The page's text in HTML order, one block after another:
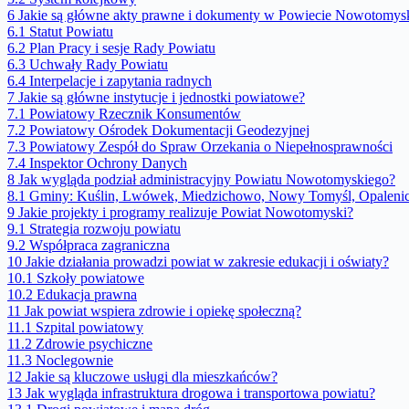
6 Jakie są główne akty prawne i dokumenty w Powiecie
6.1 Statut Powiatu
6.2 Plan Pracy i sesje Rady Powiatu
6.3 Uchwały Rady Powiatu
6.4 Interpelacje i zapytania radnych
7 Jakie są główne instytucje i jednostki powiatowe?
7.1 Powiatowy Rzecznik Konsumentów
7.2 Powiatowy Ośrodek Dokumentacji Geodezyjnej
7.3 Powiatowy Zespół do Spraw Orzekania o Niepełnosprawności
7.4 Inspektor Ochrony Danych
8 Jak wygląda podział administracyjny Powiatu Nowotomyskiego?
8.1 Gminy: Kuślin, Lwówek, Miedzichowo, Nowy Tomyśl,
9 Jakie projekty i programy realizuje Powiat Nowotomyski?
9.1 Strategia rozwoju powiatu
9.2 Współpraca zagraniczna
10 Jakie działania prowadzi powiat w zakresie edukacji i oświaty?
10.1 Szkoły powiatowe
10.2 Edukacja prawna
11 Jak powiat wspiera zdrowie i opiekę społeczną?
11.1 Szpital powiatowy
11.2 Zdrowie psychiczne
11.3 Noclegownie
12 Jakie są kluczowe usługi dla mieszkańców?
13 Jak wygląda infrastruktura drogowa i transportowa powiatu?